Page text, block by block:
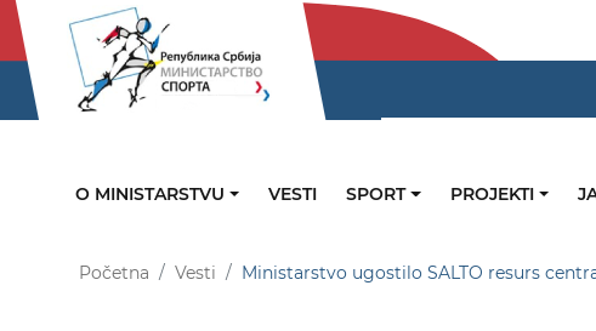
O MINISTARSTVU VESTI SPORT PROJEKTI
Početna Vesti Ministarstvo ugostilo SALTO resurs